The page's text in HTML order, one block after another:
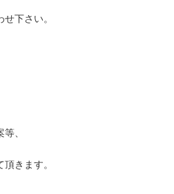
下さい。
、
きます。